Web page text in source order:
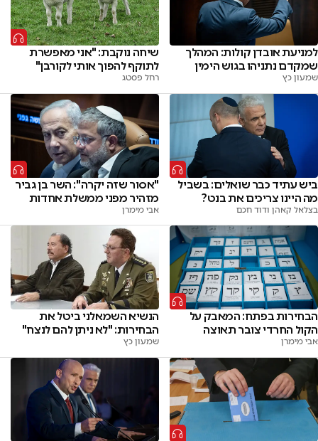
למניעת אובדן קולות: המהלך
שמקדם נתניהו בגוש הימין
שמעון כץ
שיחה נוקבת: "אני מאפשרת
לתוקף להפוך אותי לקורבן"
רחל פסטג
ביש עתיד כבר שואלים: בשביל
מה היינו צריכים את בנט?
בצלאל קאהן ודוד חכם
"אסור שזה יקרה": השר בן גביר
מזהיר מפני ממשלת אחדות
אבי מימרן
הבחירות בפתח: המאבק על
הקול החרדי צובר תאוצה
אבי מימרן
הנשיא השמאלני ביטל את
הבחירות: "לא ניתן להם לנצח"
שמעון כץ